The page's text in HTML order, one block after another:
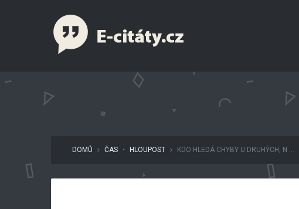
DOMŮ ČAS • HLOUPOST KDO HLEDÁ CHYBY U DRUHÝCH, N ...